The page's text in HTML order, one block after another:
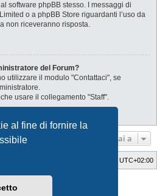
al fine di fornire la
software phpBB stesso. I messaggi di
o a phpBB Store riguardanti l’uso da
non riceveranno risposta.
del Forum?
utilizzare il modulo "Contattaci", se
usare il collegamento "Staff".
Vai a
UTC+02:00
GTA game
Software © phpBB Limited